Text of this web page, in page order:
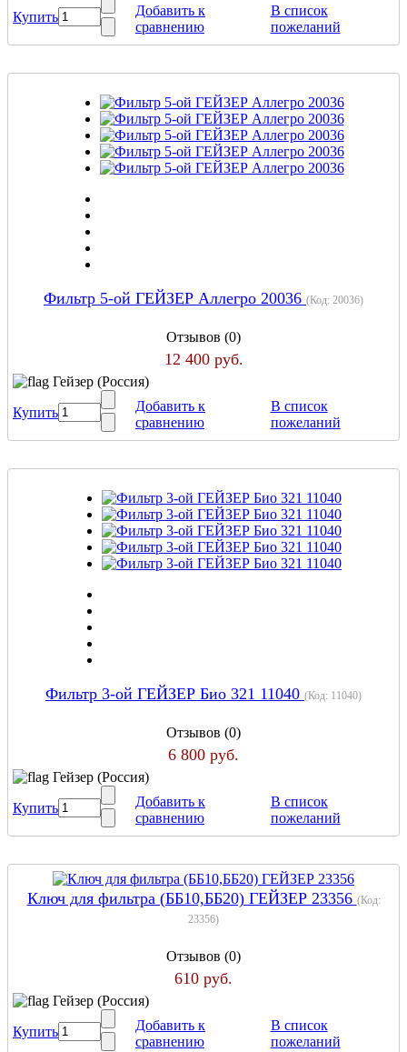
Купить
Добавить к
сравнению
В список
пожеланий
Фильтр 5-ой ГЕЙЗЕР Аллегро 20036 (Код: 20036)
Отзывов (0)
12 400 руб.
Гейзер (Россия)
Купить
Добавить к
сравнению
В список
пожеланий
Фильтр 3-ой ГЕЙЗЕР Био 321 11040 (Код: 11040)
Отзывов (0)
6 800 руб.
Гейзер (Россия)
Купить
Добавить к
сравнению
В список
пожеланий
Ключ для фильтра (ББ10,ББ20) ГЕЙЗЕР 23356 (Код:
23356)
Отзывов (0)
610 руб.
Гейзер (Россия)
Купить
Добавить к
сравнению
В список
пожеланий